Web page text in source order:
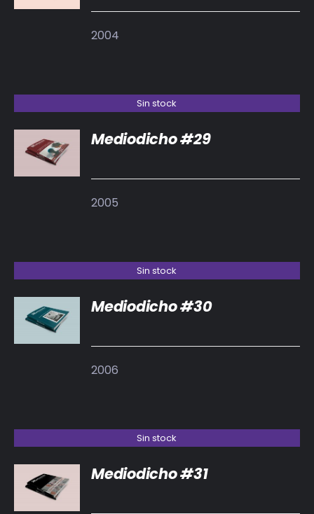
2004
Sin stock
DETALLES
Mediodicho #29
2005
Sin stock
DETALLES
Mediodicho #30
2006
Sin stock
DETALLES
Mediodicho #31